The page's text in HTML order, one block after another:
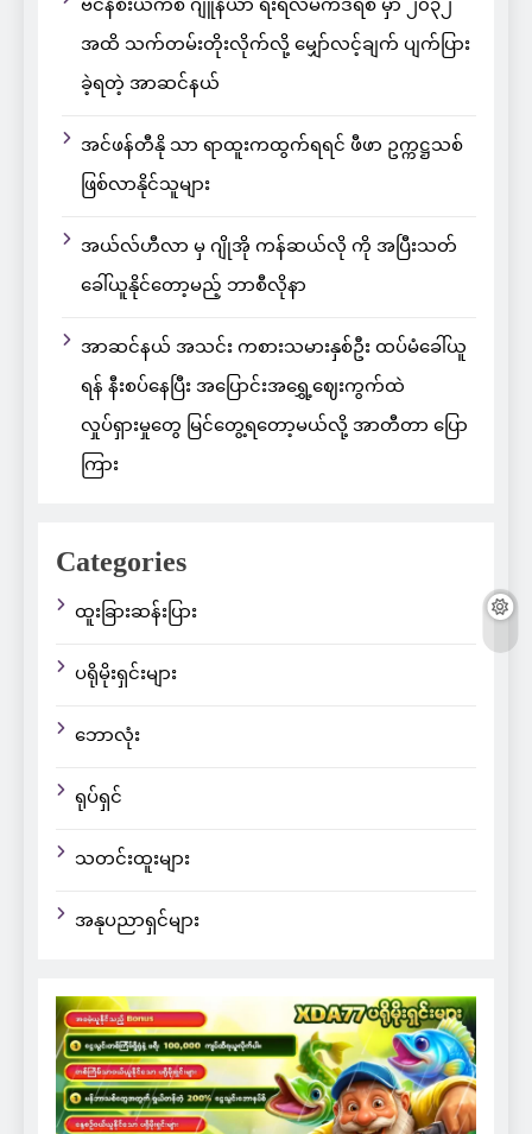
ဗင်နီစီးယက်စ် ဂျူနီယာ ရီးရဲလ်မက်ဒရစ် မှာ ၂၀၃၂
အထိ သက်တမ်းတိုးလိုက်လို့ မျှော်လင့်ချက် ပျက်ပြား
ခဲ့ရတဲ့ အာဆင်နယ်
အင်ဖန်တီနို သာ ရာထူးကထွက်ရရင် ဖီဖာ ဥက္ကဋ္ဌသစ်
ဖြစ်လာနိုင်သူများ
အယ်လ်ဟီလာ မှ ဂျိုအို ကန်ဆယ်လို ကို အပြီးသတ်
ခေါ်ယူနိုင်တော့မည့် ဘာစီလိုနာ
အာဆင်နယ် အသင်း ကစားသမားနှစ်ဦး ထပ်မံခေါ်ယူ
ရန် နီးစပ်နေပြီး အပြောင်းအရွှေ့ဈေးကွက်ထဲ
လှုပ်ရှားမှုတွေ မြင်တွေ့ရတော့မယ်လို့ အာတီတာ ပြော
ကြား
Categories
ထူးခြားဆန်းပြား
ပရိုမိုးရှင်းများ
ဘောလုံး
ရုပ်ရှင်
သတင်းထူးများ
အနုပညာရှင်များ